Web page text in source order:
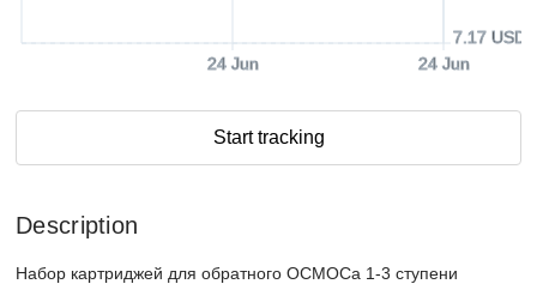
24 Jun 24 Jun
7.17 USD
Start tracking
Description
Набор картриджей для обратного ОСМОСа 1-3 ступени